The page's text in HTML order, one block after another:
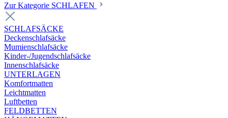
Zur Kategorie SCHLAFEN
SCHLAFSÄCKE
Deckenschlafsäcke
Mumienschlafsäcke
Kinder-/Jugendschlafsäcke
Innenschlafsäcke
UNTERLAGEN
Komfortmatten
Leichtmatten
Luftbetten
FELDBETTEN